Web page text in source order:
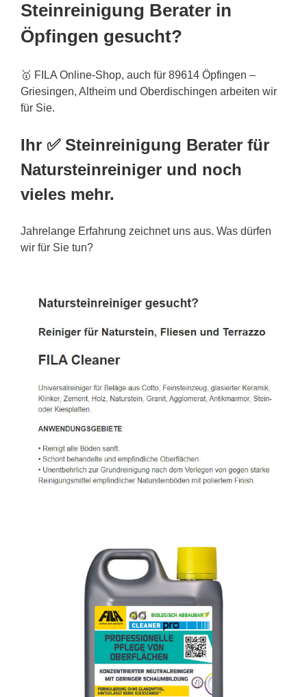
Steinreinigung Berater in
Öpfingen gesucht?
🥇 FILA Online-Shop, auch für 89614 Öpfingen –
Griesingen, Altheim und Oberdischingen arbeiten wir
für Sie.
Ihr ✅ Steinreinigung Berater für
Natursteinreiniger und noch
vieles mehr.
Jahrelange Erfahrung zeichnet uns aus. Was dürfen
wir für Sie tun?